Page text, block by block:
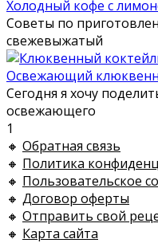
Холодный кофе с
Советы по
свежевыжатый
Освежающий
Сегодня я хочу
освежающего
1
🔸 Обратная связь
🔸 Политика
🔸 Пользовательское
🔸 Договор оферты
🔸 Отправить свой
🔸 Карта сайта